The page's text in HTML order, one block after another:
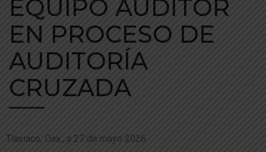
EQUIPO AUDITOR
EN PROCESO DE
AUDITORÍA
CRUZADA
Tlaxiaco, Oax., a 27 de mayo 2026.